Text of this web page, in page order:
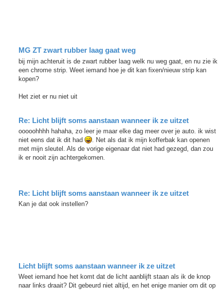
MG ZT zwart rubber laag gaat weg
bij mijn achteruit is de zwart rubber laag welk nu weg gaat, en nu zie ik
een chrome strip. Weet iemand hoe je dit kan fixen/nieuw strip kan
kopen?
Het ziet er nu niet uit
Re: Licht blijft soms aanstaan wanneer ik ze uitzet
ooooohhhh hahaha, zo leer je maar elke dag meer over je auto. ik wist
niet eens dat ik dit had
. Net als dat ik mijn kofferbak kan openen
met mijn sleutel. Als de vorige eigenaar dat niet had gezegd, dan zou
ik er nooit zijn achtergekomen.
Re: Licht blijft soms aanstaan wanneer ik ze uitzet
Kan je dat ook instellen?
Licht blijft soms aanstaan wanneer ik ze uitzet
Weet iemand hoe het komt dat de licht aanblijft staan als ik de knop
naar links draait? Dit gebeurd niet altijd, en het enige manier om dit op